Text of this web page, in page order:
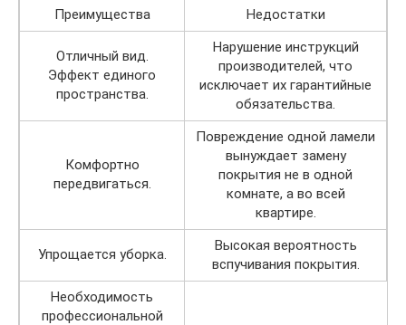
Преимущества Недостатки
Отличный вид.
Эффект единого
пространства.
Нарушение инструкций
производителей, что
исключает их гарантийные
обязательства.
Комфортно
передвигаться.
Повреждение одной ламели
вынуждает замену
покрытия не в одной
комнате, а во всей
квартире.
Упрощается уборка.
Высокая вероятность
вспучивания покрытия.
Необходимость
профессиональной